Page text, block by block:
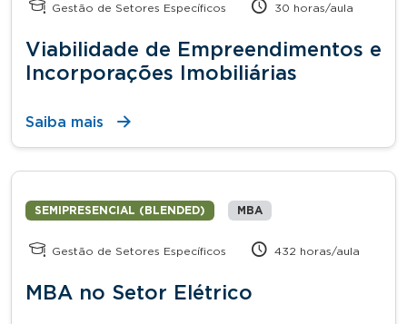
Gestão de Setores Específicos 30 horas/aula
Viabilidade de Empreendimentos e
Incorporações Imobiliárias
Saiba mais
SEMIPRESENCIAL (BLENDED) MBA
Gestão de Setores Específicos 432 horas/aula
MBA no Setor Elétrico